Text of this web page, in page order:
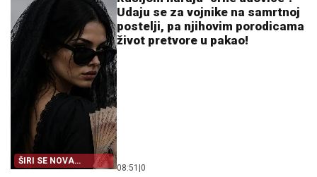
ŠIRI SE NOVA
PREVARA!
Udaju se za vojnike na samrtnoj
postelji, pa njihovim porodicama
život pretvore u pakao!
08:51 0